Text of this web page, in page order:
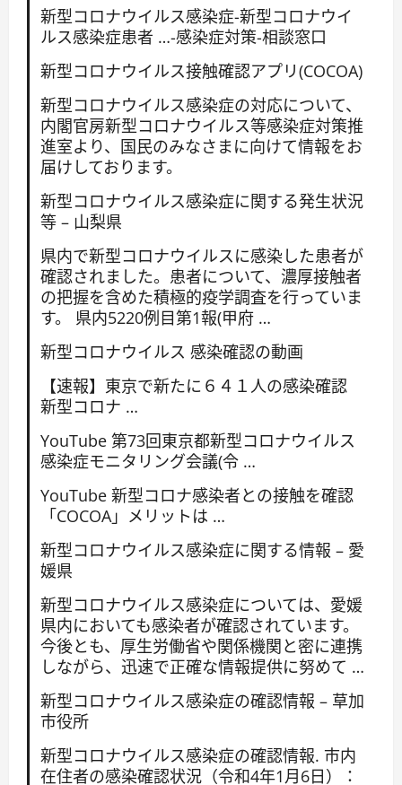
新型コロナウイルス感染症-新型コロナウイ
ルス感染症患者 …-感染症対策-相談窓口
新型コロナウイルス接触確認アプリ(COCOA)
新型コロナウイルス感染症の対応について、
内閣官房新型コロナウイルス等感染症対策推
進室より、国民のみなさまに向けて情報をお
届けしております。
新型コロナウイルス感染症に関する発生状況
等 – 山梨県
県内で新型コロナウイルスに感染した患者が
確認されました。患者について、濃厚接触者
の把握を含めた積極的疫学調査を行っていま
す。 県内5220例目第1報(甲府 …
新型コロナウイルス 感染確認の動画
【速報】東京で新たに６４１人の感染確認
新型コロナ …
YouTube 第73回東京都新型コロナウイルス
感染症モニタリング会議(令 …
YouTube 新型コロナ感染者との接触を確認
「COCOA」メリットは …
新型コロナウイルス感染症に関する情報 – 愛
媛県
新型コロナウイルス感染症については、愛媛
県内においても感染者が確認されています。
今後とも、厚生労働省や関係機関と密に連携
しながら、迅速で正確な情報提供に努めて …
新型コロナウイルス感染症の確認情報 – 草加
市役所
新型コロナウイルス感染症の確認情報. 市内
在住者の感染確認状況（令和4年1月6日）：